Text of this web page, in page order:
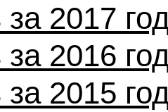
2017
2016
2015